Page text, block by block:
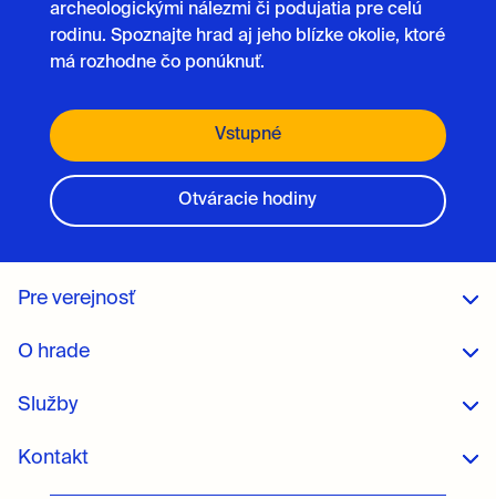
archeologickými nálezmi či podujatia pre celú
rodinu. Spoznajte hrad aj jeho blízke okolie, ktoré
má rozhodne čo ponúknuť.
Vstupné
Otváracie hodiny
Pre verejnosť
O hrade
Služby
Kontakt